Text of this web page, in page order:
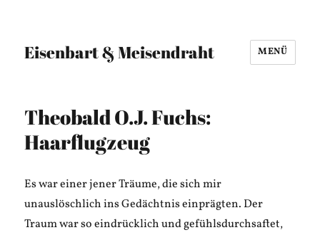
Eisenbart & Meisendraht MENÜ
Theobald O.J. Fuchs:
Haarflugzeug
Es war einer jener Träume, die sich mir
unauslöschlich ins Gedächtnis einprägten. Der
Traum war so eindrücklich und gefühlsdurchsaftet,